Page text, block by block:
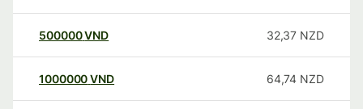
500000VND 32,37 NZD
1000000VND 64,74 NZD